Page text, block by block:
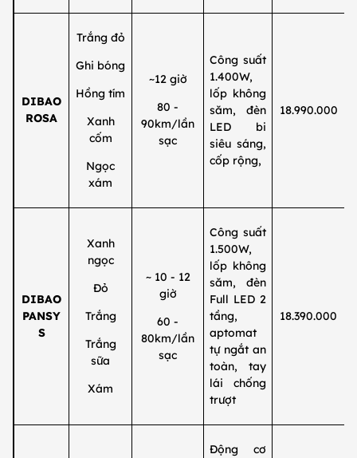
DIBAO
ROSA
Trắng đỏ
Ghi bóng
Hồng tím
Xanh
cốm
Ngọc
xám
~12 giờ
80 -
90km/lần
sạc
Công suất
1.400W,
lốp không
săm, đèn
LED bi
siêu sáng,
cốp rộng,
18.990.000
DIBAO
PANSY
S
Xanh
ngọc
Đỏ
Trắng
Trắng
sữa
Xám
~ 10 - 12
giờ
60 -
80km/lần
sạc
Công suất
1.500W,
lốp không
săm, đèn
Full LED 2
tầng,
aptomat
tự ngắt an
toàn, tay
lái chống
trượt
18.390.000
Động cơ